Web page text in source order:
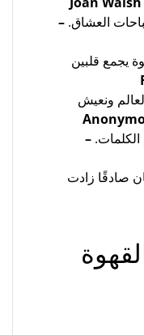
العشاق. –
يجمع قلبين
ونعيش
الكلمات. –
صادقًا زادت